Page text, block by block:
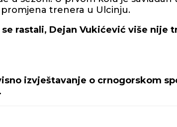
promjena trenera u Ulcinju.
rastali, Dejan Vukićević više nije
izvještavanje o crnogorskom